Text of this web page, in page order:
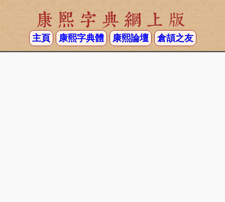
康熙字典網上版
主頁 康熙字典體 康熙論壇 倉頡之友